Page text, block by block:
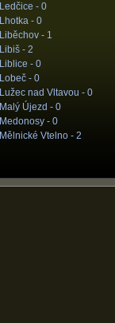
Ledčice - 0
Lhotka - 0
Liběchov - 1
Libiš - 2
Liblice - 0
Lobeč - 0
Lužec nad Vltavou - 0
Malý Újezd - 0
Medonosy - 0
Mělnické Vtelno - 2